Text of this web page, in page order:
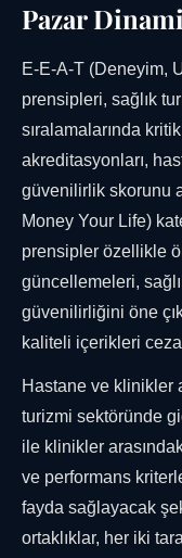
Pazar
E-E-A-T (Deneyim,
prensipleri, sağlık
sıralamalarında
akreditasyonları,
güvenilirlik skorunu
Money Your Life)
prensipler özellikle
güncellemeleri,
güvenilirliğini öne
kaliteli içerikleri
Hastane ve klinikler
turizmi sektöründe
ile klinikler
ve performans
fayda sağlayacak
ortaklıklar, her iki